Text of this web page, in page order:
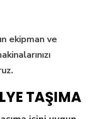
ekipman ve
TAŞIMA